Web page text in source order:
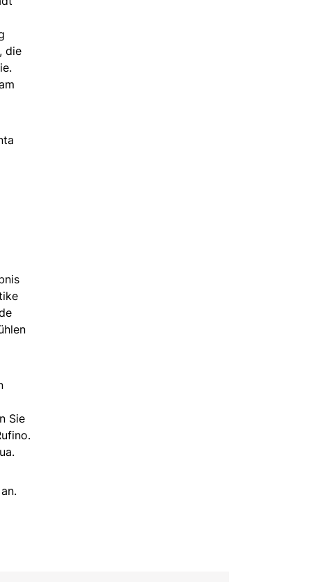
die
Sie